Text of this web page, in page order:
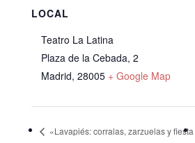
LOCAL
Teatro La Latina
Plaza de la Cebada, 2
Madrid, 28005 + Google Map
«Lavapiés: corralas, zarzuelas y fiesta